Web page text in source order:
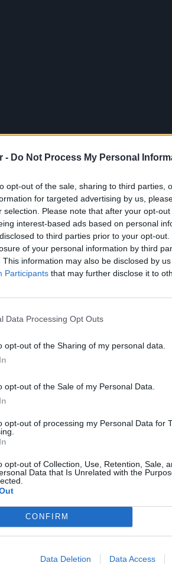
- Do Not Process My Personal
opt-out of the sale, sharing to third parties,
for targeted advertising by us,
selection. Please note that after your opt-
interest-based ads based on personal
to third parties prior to your opt-
of your personal information by third
This information may also be disclosed by
Participants that may further disclose it to
Data Processing Opt Outs
opt-out of the Sharing of my personal data.
opt-out of the Sale of my Personal Data.
opt-out of processing my Personal Data for
opt-out of Collection, Use, Retention, Sale,
Data that Is Unrelated with the
CONFIRM
Data Deletion Data Access
στο
νέα της ημέρας και ότι σου
και στο Instagram